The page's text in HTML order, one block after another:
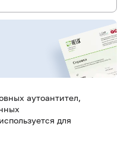
аутоантител,
для